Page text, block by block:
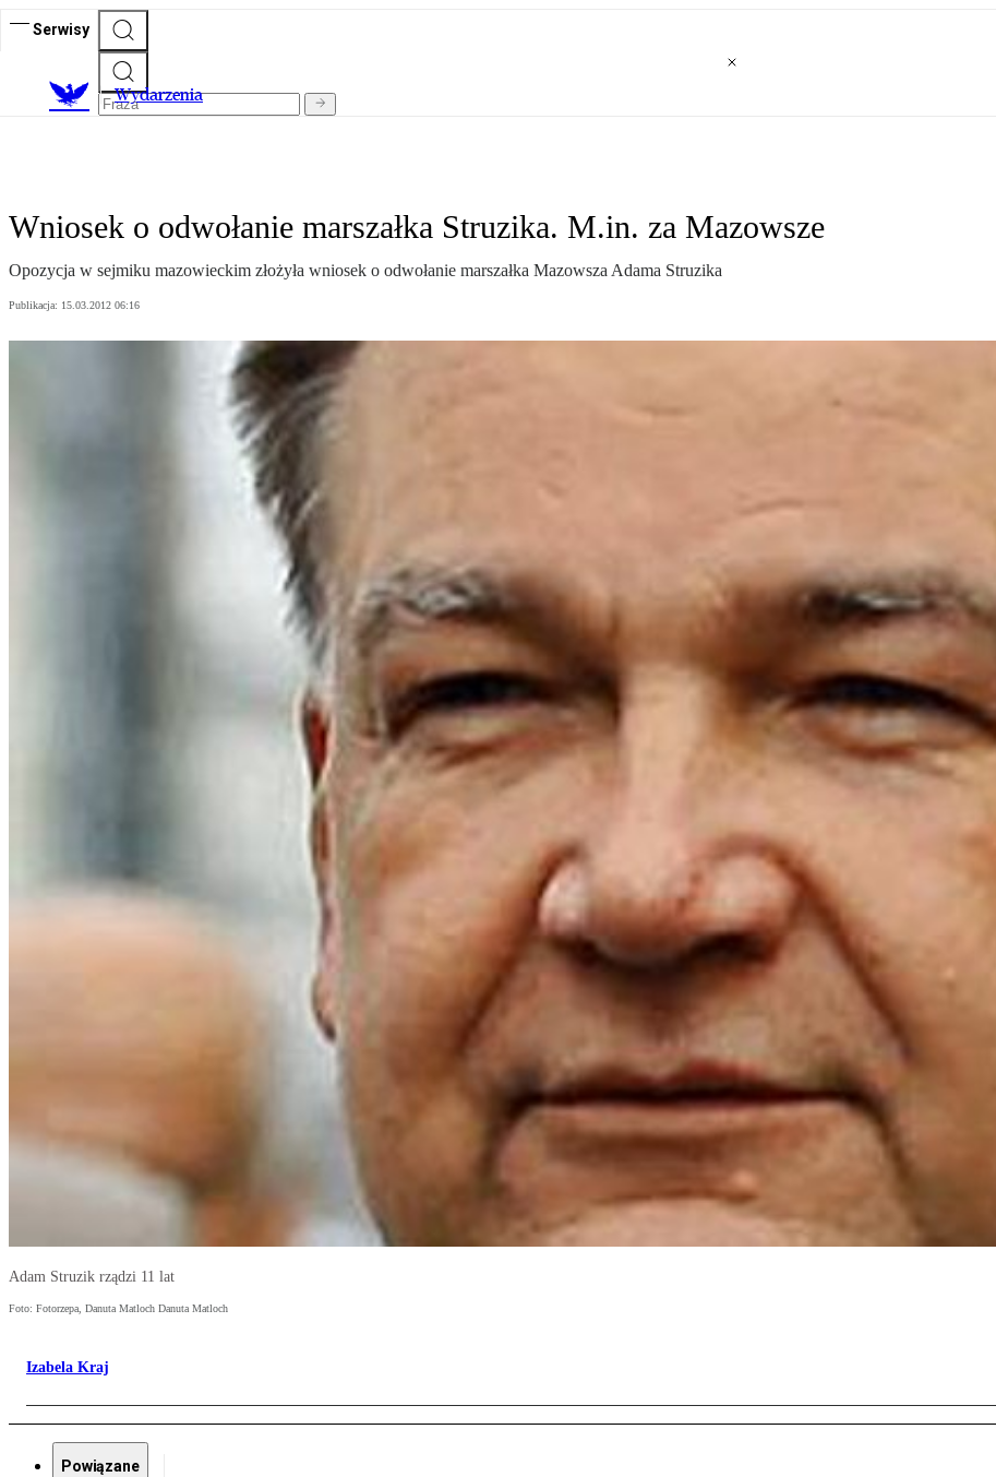
Serwisy
Wydarzenia
Wniosek o odwołanie marszałka Struzika. M.in. za Mazowsze
Opozycja w sejmiku mazowieckim złożyła wniosek o odwołanie marszałka Mazowsza Adama Struzika
Publikacja: 15.03.2012 06:16
Adam Struzik rządzi 11 lat
Foto: Fotorzepa, Danuta Matloch Danuta Matloch
Izabela Kraj
Powiązane